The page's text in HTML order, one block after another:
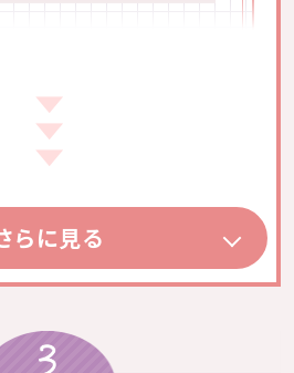
くべきポイント
でお届けする排卵検査薬は
ーンの検査薬から
らに見る